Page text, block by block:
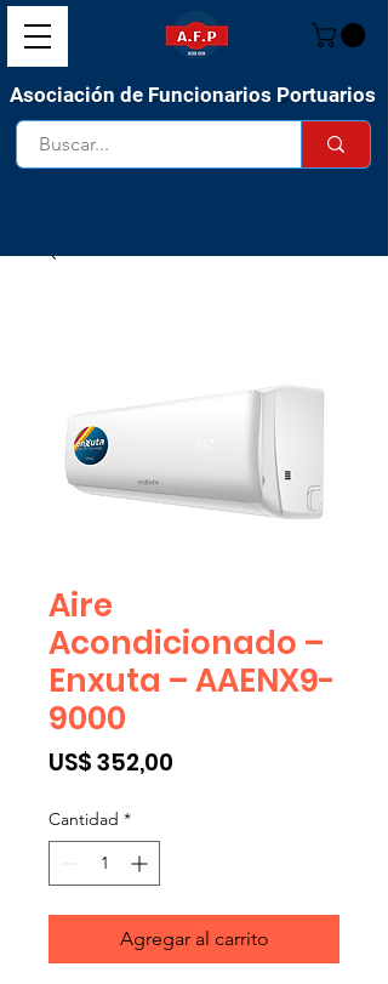
Asociación de Funcionarios Portuarios
Aire
Acondicionado –
Enxuta – AAENX9-
9000
US$ 352,00
Cantidad *
Agregar al carrito